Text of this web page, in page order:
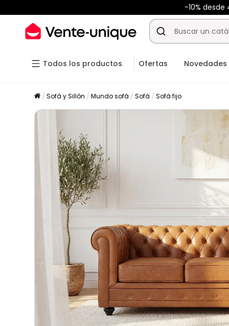
-10%
Todos los productos Ofertas Novedades
Sofá y Sillón Mundo sofá Sofá Sofá fijo